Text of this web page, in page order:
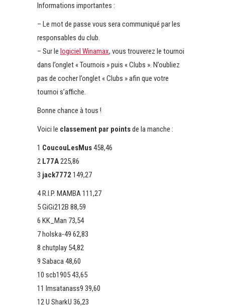
Informations importantes :
– Le mot de passe vous sera communiqué par les
responsables du club.
– Sur le logiciel Winamax, vous trouverez le tournoi
dans l’onglet « Tournois » puis « Clubs ». N’oubliez
pas de cocher l’onglet « Clubs » afin que votre
tournoi s’affiche.
Bonne chance à tous !
Voici le classement par pointsde la manche :
1 CoucouLesMus458,46
2 L77A225,86
3 jack7772 149,27
4 R.I.P. MAMBA 111,27
5 GiGi212B 88,59
6 KK_Man 73,54
7 holska-49 62,83
8 chutplay 54,82
9 Sabaca 48,60
10 scb1905 43,65
11 Imsatanass9 39,60
12 U SharkU 36,23